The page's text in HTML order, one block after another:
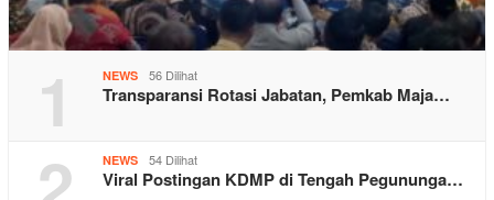
1 NEWS 56 Dilihat
Transparansi Rotasi Jabatan, Pemkab Maja…
NEWS 54 Dilihat
Viral Postingan KDMP di Tengah Pegununga…